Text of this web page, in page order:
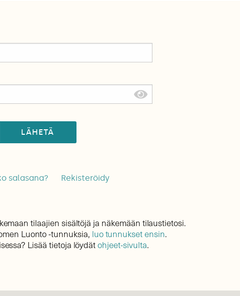
LÄHETÄ
salasana? Rekisteröidy
tilaajien sisältöjä ja näkemään tilaustietosi.
Luonto -tunnuksia, luo tunnukset ensin.
Lisää tietoja löydätohjeet-sivulta.